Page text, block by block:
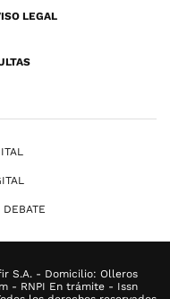
LEGAL
S.A. - Domicilio: Olleros
- RNPI En trámite - Issn